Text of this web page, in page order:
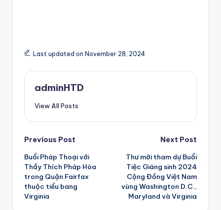
Last updated on November 28, 2024
adminHTD
View All Posts
Post
navigation
Previous Post
Buổi Pháp Thoại với
Thầy Thích Pháp Hòa
trong Quận Fairfax
thuộc tiểu bang
Virginia
Next Post
Thư mời tham dự Buổi
Tiệc Giáng sinh 2024
Cộng Đồng Việt Nam
vùng Washington D.C.,
Maryland và Virginia